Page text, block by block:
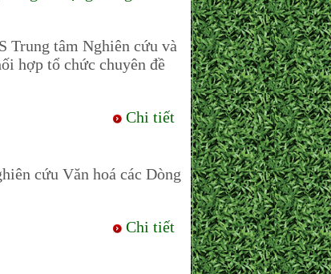
Trung tâm Nghiên cứu và
hợp tổ chức chuyên đề
Chi tiết
cứu Văn hoá các Dòng
Chi tiết